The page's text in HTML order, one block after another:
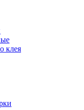
клея